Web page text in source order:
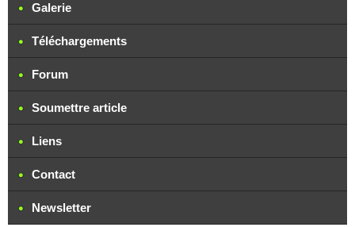
Galerie
Téléchargements
Forum
Soumettre article
Liens
Contact
Newsletter